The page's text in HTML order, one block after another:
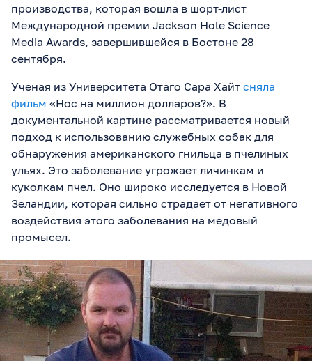
производства, которая вошла в шорт-лист
Международной премии Jackson Hole Science
Media Awards, завершившейся в Бостоне 28
сентября.
Ученая из Университета Отаго Сара Хайт сняла
фильм «Нос на миллион долларов?». В
документальной картине рассматривается новый
подход к использованию служебных собак для
обнаружения американского гнильца в пчелиных
ульях. Это заболевание угрожает личинкам и
куколкам пчел. Оно широко исследуется в Новой
Зеландии, которая сильно страдает от негативного
воздействия этого заболевания на медовый
промысел.